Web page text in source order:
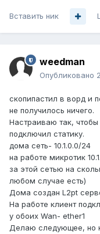
Вставить ник
weedman
Опубликовано
скопипастил в ворд и
не получилось ничего.
Настраиваю так,
подключил статику.
дома сеть- 10.1.0.0/24
на работе микротик
за этой сетью на
любом случае есть)
Дома создан L2pt
На работе клиент
у обоих Wan- ether1
Делаю следующее, но